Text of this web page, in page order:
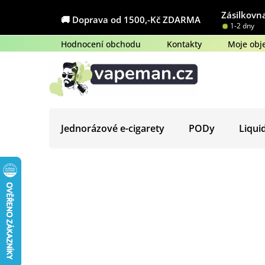
obsah
🚚 Doprava od 1500,-Kč ZDARMA
1-2 dny
Hodnocení obchodu Kontakty Moje
Jednorázové e-cigarety PODy